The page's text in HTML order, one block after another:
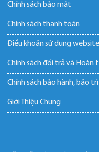
Chính sách bảo mật
Chính sách thanh toán
Điều khoản sử dụng website
Chính sách đổi trả và Hoàn
Chính sách bảo hành, bảo trì
Giới Thiệu Chung